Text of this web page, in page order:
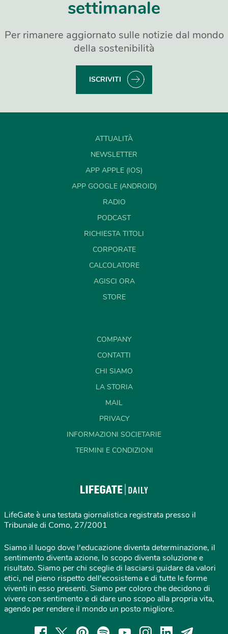
settimanale
Per rimanere aggiornato sulle notizie dal mondo
della sostenibilità
ISCRIVITI
ATTUALITÀ
NEWSLETTER
APP APPLE (IOS)
APP GOOGLE (ANDROID)
RADIO
PODCAST
RICHIESTA TITOLI
CORPORATE
CALCOLATORE
AGISCI ORA
STORE
COMPANY
CONTATTI
CHI SIAMO
LA STORIA
MAIL
PRIVACY
INFORMAZIONI SOCIETARIE
TERMINI E CONDIZIONI
LifeGate è una testata giornalistica registrata presso il
Tribunale di Como, 27/2001
Siamo il luogo dove l'educazione diventa determinazione, il
sentimento diventa azione, lo scopo diventa soluzione e
risultato. Siamo per chi sceglie di lasciarsi guidare da valori
etici, nel pieno rispetto dell'ecosistema e di tutte le forme
viventi in esso presenti. Siamo per coloro che decidono di
vivere con sentimento e di dare uno scopo alla propria vita,
agendo per rendere il mondo un posto migliore.